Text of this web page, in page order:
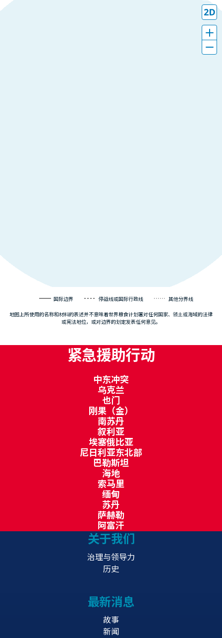
国际边界 停战线或国际行政线 其他分界线
地图上所使用的名称和材料的表述并不意味着世界粮食计划署对任何国家、领土或海域的法律
或宪法地位，或对边界的划定发表任何意见。
紧急援助行动
中东冲突
乌克兰
也门
刚果（金）
南苏丹
叙利亚
埃塞俄比亚
尼日利亚东北部
巴勒斯坦
海地
索马里
缅甸
苏丹
萨赫勒
阿富汗
关于我们
治理与领导力
历史
最新消息
故事
新闻